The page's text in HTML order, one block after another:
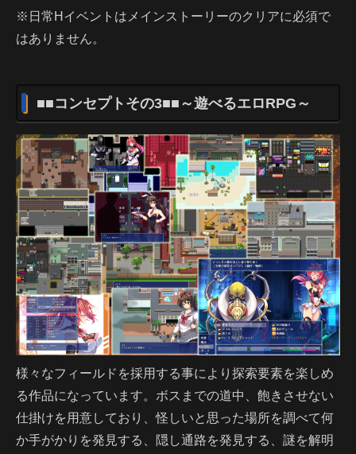
※日常Hイベントはメインストーリーのクリアに必須で
はありません。
■■コンセプトその3■■～遊べるエロRPG～
様々なフィールドを採用する事により探索要素を楽しめ
る作品になっています。ボスまでの道中、飽きさせない
仕掛けを用意しており、怪しいと思った場所を調べて何
か手がかりを発見する、隠し通路を発見する、謎を解明